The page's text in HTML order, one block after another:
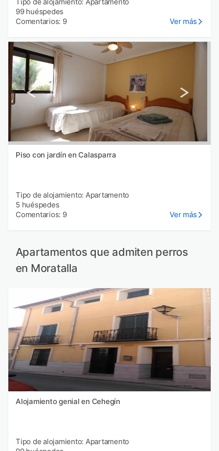
99 huéspedes
Comentarios: 9
Ver más
Piso con jardín en Calasparra
Tipo de alojamiento: Apartamento
5 huéspedes
Comentarios: 9
Ver más
Apartamentos que admiten perros
en Moratalla
Alojamiento genial en Cehegín
Tipo de alojamiento: Apartamento